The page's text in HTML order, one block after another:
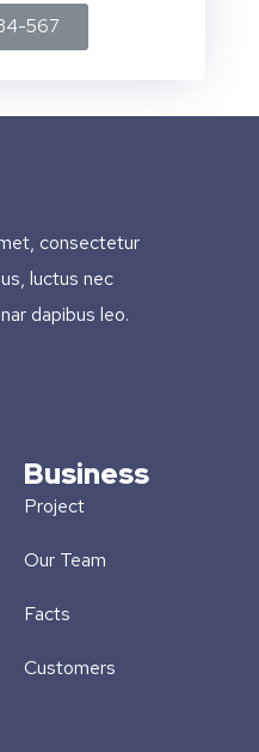
567
consectetur
luctus nec
dapibus leo.
Business
Project
Our Team
Facts
Customers